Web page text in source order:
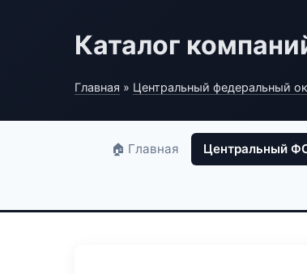
Каталог
Главная » Центральный федеральный
🏠 Главная Центральный